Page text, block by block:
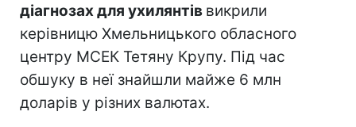
діагнозах для ухилянтів викрили
керівницю Хмельницького обласного
центру МСЕК Тетяну Крупу. Під час
обшуку в неї знайшли майже 6 млн
доларів у різних валютах.